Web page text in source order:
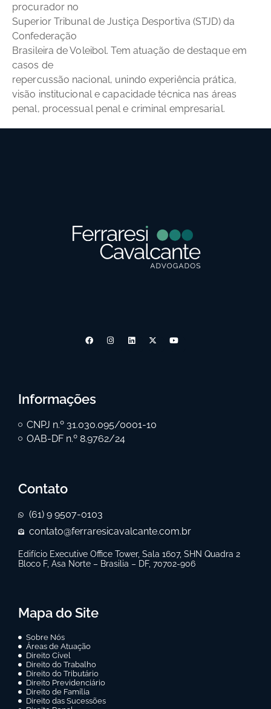
procurador no
Superior Tribunal de Justiça Desportiva (STJD) da
Confederação
Brasileira de Voleibol. Tem atuação de destaque em
casos de
repercussão nacional, unindo experiência prática,
visão institucional e capacidade técnica nas áreas
penal, processual penal e criminal empresarial.
Informações
CNPJ n.º 31.030.095/0001-10
OAB-DF n.º 8.9762/24
Contato
(61) 9 9507-0103
contato@ferraresicavalcante.com.br
Edifício Executive Office Tower, Sala 1607, SHN Quadra 2
Bloco F, Asa Norte – Brasilia – DF, 70702-906
Mapa do Site
Sobre Nós
Áreas de Atuação
Direito Cível
Direito do Trabalho
Direito do Tributário
Direito Previdenciário
Direito de Família
Direito das Sucessões